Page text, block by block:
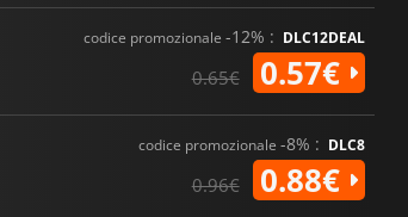
codice promozionale -12% : DLC12DEAL
0.65€ 0.57€
codice promozionale -8% : DLC8
0.96€ 0.88€